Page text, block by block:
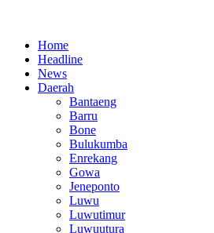
Home
Headline
News
Daerah
Bantaeng
Barru
Bone
Bulukumba
Enrekang
Gowa
Jeneponto
Luwu
Luwutimur
Luwuutura